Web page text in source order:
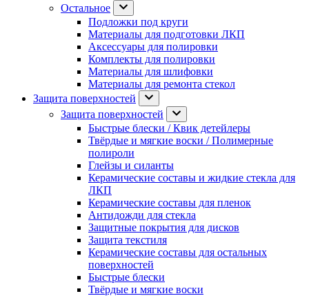
Остальное
Подложки под круги
Материалы для подготовки ЛКП
Аксессуары для полировки
Комплекты для полировки
Материалы для шлифовки
Материалы для ремонта стекол
Защита поверхностей
Защита поверхностей
Быстрые блески / Квик детейлеры
Твёрдые и мягкие воски / Полимерные
полироли
Глейзы и силанты
Керамические составы и жидкие стекла для
ЛКП
Керамические составы для пленок
Антидожди для стекла
Защитные покрытия для дисков
Защита текстиля
Керамические составы для остальных
поверхностей
Быстрые блески
Твёрдые и мягкие воски